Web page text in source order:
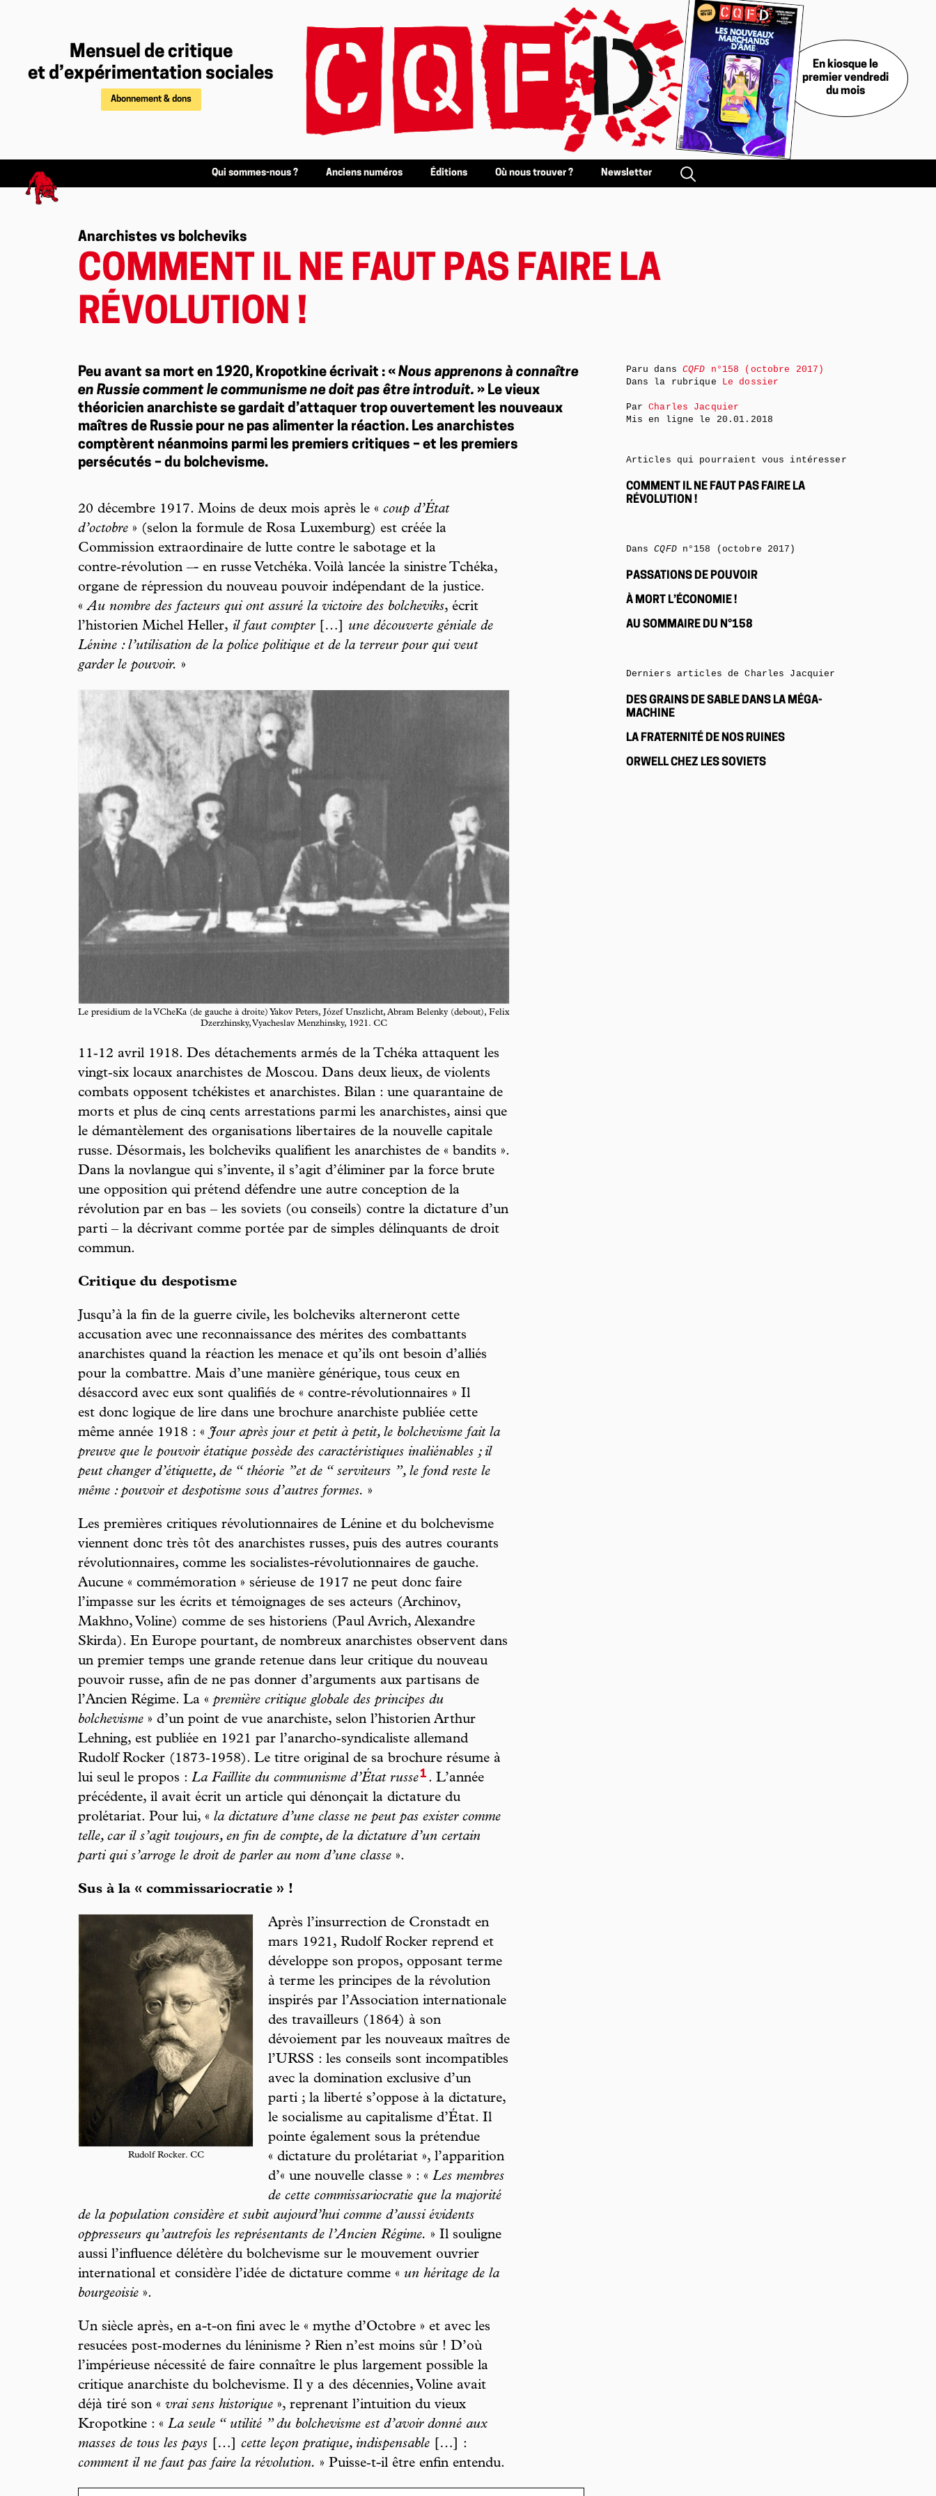
Mensuel de critique
et d’expérimentation sociales
Abonnement & dons
En kiosque le
premier vendredi
du mois
Qui sommes-nous ? Anciens numéros Éditions Où nous trouver ? Newsletter
Anarchistes vs bolcheviks
COMMENT IL NE FAUT PAS FAIRE LA
RÉVOLUTION !
Peu avant sa mort en 1920, Kropotkine écrivait : « Nous apprenons à connaître
en Russie comment le communisme ne doit pas être introduit. » Le vieux
théoricien anarchiste se gardait d’attaquer trop ouvertement les nouveaux
maîtres de Russie pour ne pas alimenter la réaction. Les anarchistes
comptèrent néanmoins parmi les premiers critiques – et les premiers
persécutés – du bolchevisme.
20 décembre 1917. Moins de deux mois après le « coup d’État
d’octobre » (selon la formule de Rosa Luxemburg) est créée la
Commission extraordinaire de lutte contre le sabotage et la
contre‑révolution –- en russe Vetchéka. Voilà lancée la sinistre Tchéka,
organe de répression du nouveau pouvoir indépendant de la justice.
«Au nombre des facteurs qui ont assuré la victoire des bolcheviks, écrit
l’historien Michel Heller, il faut compter[…] une découverte géniale de
Lénine : l’utilisation de la police politique et de la terreur pour qui veut
garder le pouvoir. »
Le presidium de la VCheKa (de gauche à droite) Yakov Peters, Józef Unszlicht, Abram Belenky (debout), Felix
Dzerzhinsky, Vyacheslav Menzhinsky, 1921. CC
11‑12 avril 1918. Des détachements armés de la Tchéka attaquent les
vingt‑six locaux anarchistes de Moscou. Dans deux lieux, de violents
combats opposent tchékistes et anarchistes. Bilan : une quarantaine de
morts et plus de cinq cents arrestations parmi les anarchistes, ainsi que
le démantèlement des organisations libertaires de la nouvelle capitale
russe. Désormais, les bolcheviks qualifient les anarchistes de « bandits ».
Dans la novlangue qui s’invente, il s’agit d’éliminer par la force brute
une opposition qui prétend défendre une autre conception de la
révolution par en bas – les soviets (ou conseils) contre la dictature d’un
parti – la décrivant comme portée par de simples délinquants de droit
commun.
Critique du despotisme
Jusqu’à la fin de la guerre civile, les bolcheviks alterneront cette
accusation avec une reconnaissance des mérites des combattants
anarchistes quand la réaction les menace et qu’ils ont besoin d’alliés
pour la combattre. Mais d’une manière générique, tous ceux en
désaccord avec eux sont qualifiés de « contre‑révolutionnaires » Il
est donc logique de lire dans une brochure anarchiste publiée cette
même année 1918 : «Jour après jour et petit à petit, le bolchevisme fait la
preuve que le pouvoir étatique possède des caractéristiques inaliénables ; il
peut changer d’étiquette, de “ théorie ”et de “ serviteurs ”, le fond reste le
même : pouvoir et despotisme sous d’autres formes. »
Les premières critiques révolutionnaires de Lénine et du bolchevisme
viennent donc très tôt des anarchistes russes, puis des autres courants
révolutionnaires, comme les socialistes-révolutionnaires de gauche.
Aucune « commémoration » sérieuse de 1917 ne peut donc faire
l’impasse sur les écrits et témoignages de ses acteurs (Archinov,
Makhno, Voline) comme de ses historiens (Paul Avrich, Alexandre
Skirda). En Europe pourtant, de nombreux anarchistes observent dans
un premier temps une grande retenue dans leur critique du nouveau
pouvoir russe, afin de ne pas donner d’arguments aux partisans de
l’Ancien Régime. La « première critique globale des principes du
bolchevisme » d’un point de vue anarchiste, selon l’historien Arthur
Lehning, est publiée en 1921 par l’anarcho‑syndicaliste allemand
Rudolf Rocker (1873‑1958). Le titre original de sa brochure résume à
lui seul le propos : La Faillite du communisme d’État russe1 . L’année
précédente, il avait écrit un article qui dénonçait la dictature du
prolétariat. Pour lui, « la dictature d’une classe ne peut pas exister comme
telle, car il s’agit toujours, en fin de compte, de la dictature d’un certain
parti qui s’arroge le droit de parler au nom d’une classe ».
Sus à la « commissariocratie » !
Rudolf Rocker. CC
Après l’insurrection de Cronstadt en
mars 1921, Rudolf Rocker reprend et
développe son propos, opposant terme
à terme les principes de la révolution
inspirés par l’Association internationale
des travailleurs (1864) à son
dévoiement par les nouveaux maîtres de
l’URSS : les conseils sont incompatibles
avec la domination exclusive d’un
parti ; la liberté s’oppose à la dictature,
le socialisme au capitalisme d’État. Il
pointe également sous la prétendue
« dictature du prolétariat », l’apparition
d’« une nouvelle classe » : « Les membres
de cette commissariocratie que la majorité
de la population considère et subit aujourd’hui comme d’aussi évidents
oppresseurs qu’autrefois les représentants de l’Ancien Régime. » Il souligne
aussi l’influence délétère du bolchevisme sur le mouvement ouvrier
international et considère l’idée de dictature comme « un héritage de la
bourgeoisie ».
Un siècle après, en a-t-on fini avec le « mythe d’Octobre » et avec les
resucées post‑modernes du léninisme ? Rien n’est moins sûr ! D’où
l’impérieuse nécessité de faire connaître le plus largement possible la
critique anarchiste du bolchevisme. Il y a des décennies, Voline avait
déjà tiré son « vrai sens historique », reprenant l’intuition du vieux
Kropotkine : « La seule “ utilité ” du bolchevisme est d’avoir donné aux
masses de tous les pays […] cette leçon pratique, indispensable […] :
comment il ne faut pas faire la révolution. » Puisse‑t-il être enfin entendu.
Paru dans CQFD n°158 (octobre 2017)
Dans la rubrique Le dossier
ParCharles Jacquier
Mis en ligne le 20.01.2018
Articles qui pourraient vous intéresser
COMMENT IL NE FAUT PAS FAIRE LA
RÉVOLUTION !
DansCQFDn°158 (octobre 2017)
PASSATIONS DE POUVOIR
À MORT L’ÉCONOMIE !
AU SOMMAIRE DU N°158
Derniers articles de Charles Jacquier
DES GRAINS DE SABLE DANS LA MÉGA-
MACHINE
LA FRATERNITÉ DE NOS RUINES
ORWELL CHEZ LES SOVIETS